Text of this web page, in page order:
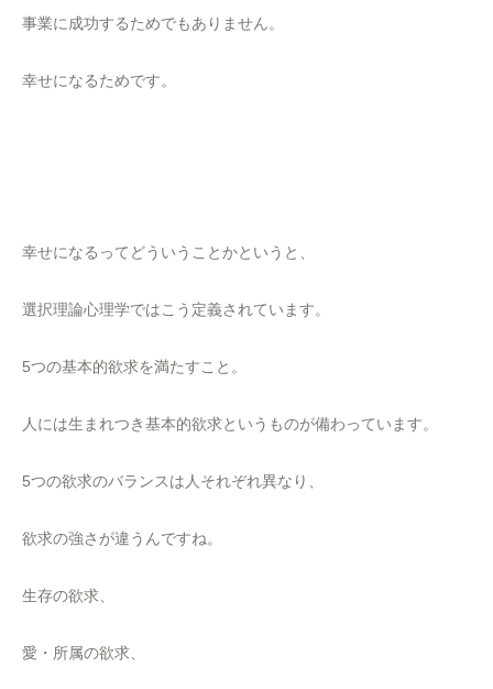
事業に成功するためでもありません。
幸せになるためです。
幸せになるってどういうことかというと、
選択理論心理学ではこう定義されています。
5つの基本的欲求を満たすこと。
人には生まれつき基本的欲求というものが備わっています。
5つの欲求のバランスは人それぞれ異なり、
欲求の強さが違うんですね。
生存の欲求、
愛・所属の欲求、